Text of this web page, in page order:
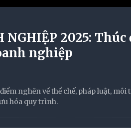
NGHIỆP 2025:
nghiệp
nghẽn về thể chế, pháp luật,
hóa quy trình.